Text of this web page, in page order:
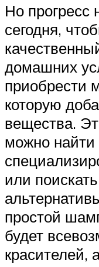
Но прогресс
сегодня,
домашних
приобрести
которую
вещества.
можно найти
или
простой
будет
красителей,